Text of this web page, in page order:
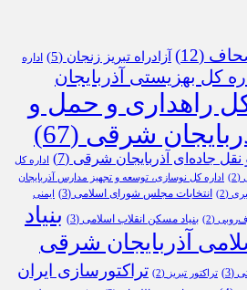
(12) آزادراه تبریز زنجان (5)
اداره
کل بهزیستی آذربایجان
کل راهداری و حمل و
شرقی (67)
جاده‌ای آذربایجان شرقی (7)
اداره کل
(2)
اداره کل نوسازی، توسعه و تجهیز مدارس آذربایجان
(2) انتخابات مجلس شورای اسلامی (3) ایمنی
(2) بنیاد مسکن انقلاب اسلامی (3)
بنیاد
آذربایجان شرقی
(3) تراکتور تبریز (2)
تراکتورسازی ایران